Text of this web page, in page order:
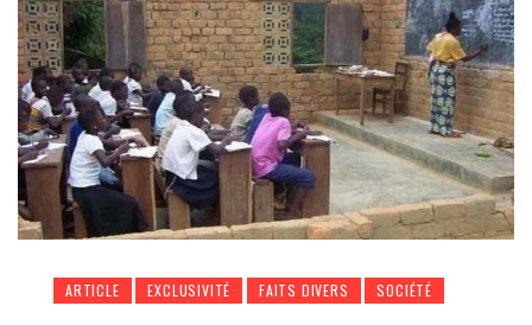
ARTICLE EXCLUSIVITÉ FAITS DIVERS SOCIÉTÉ